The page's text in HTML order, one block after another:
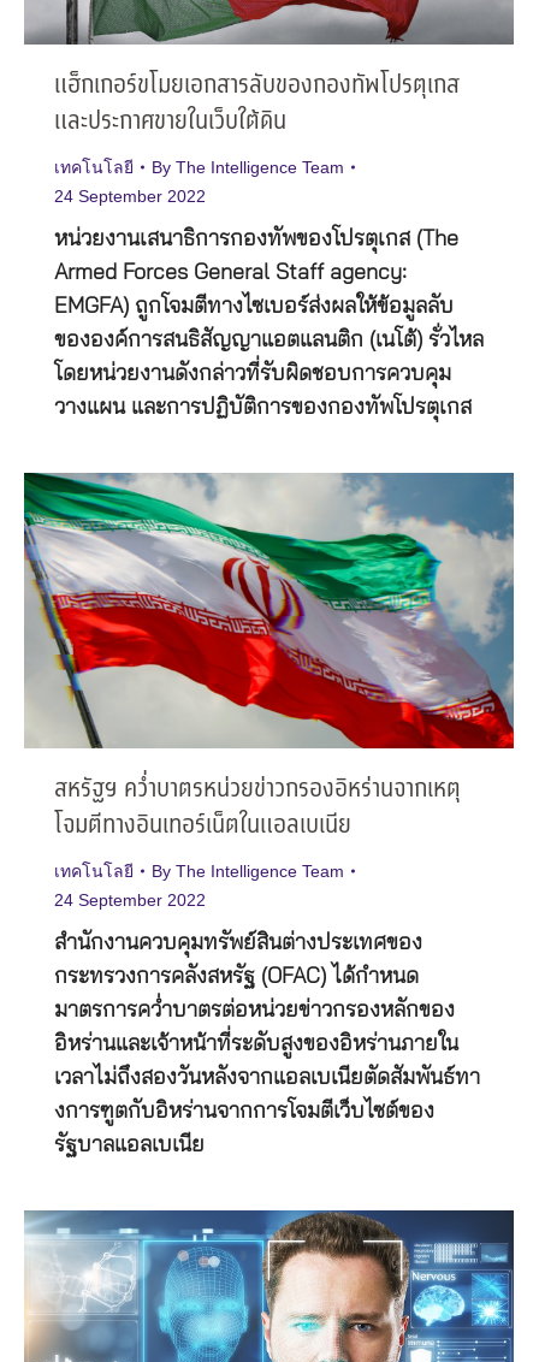
แฮ็กเกอร์ขโมยเอกสารลับของกองทัพโปรตุเกส
และประกาศขายในเว็บใต้ดิน
เทคโนโลยี By The Intelligence Team
24 September 2022
หน่วยงานเสนาธิการกองทัพของโปรตุเกส (The
Armed Forces General Staff agency:
EMGFA) ถูกโจมตีทางไซเบอร์ส่งผลให้ข้อมูลลับ
ขององค์การสนธิสัญญาแอตแลนติก (เนโต้) รั่วไหล
โดยหน่วยงานดังกล่าวที่รับผิดชอบการควบคุม
วางแผน และการปฏิบัติการของกองทัพโปรตุเกส
สหรัฐฯ คว่ำบาตรหน่วยข่าวกรองอิหร่านจากเหตุ
โจมตีทางอินเทอร์เน็ตในแอลเบเนีย
เทคโนโลยี By The Intelligence Team
24 September 2022
สำนักงานควบคุมทรัพย์สินต่างประเทศของ
กระทรวงการคลังสหรัฐ (OFAC) ได้กำหนด
มาตรการคว่ำบาตรต่อหน่วยข่าวกรองหลักของ
อิหร่านและเจ้าหน้าที่ระดับสูงของอิหร่านภายใน
เวลาไม่ถึงสองวันหลังจากแอลเบเนียตัดสัมพันธ์ทา
งการฑูตกับอิหร่านจากการโจมตีเว็บไซต์ของ
รัฐบาลแอลเบเนีย